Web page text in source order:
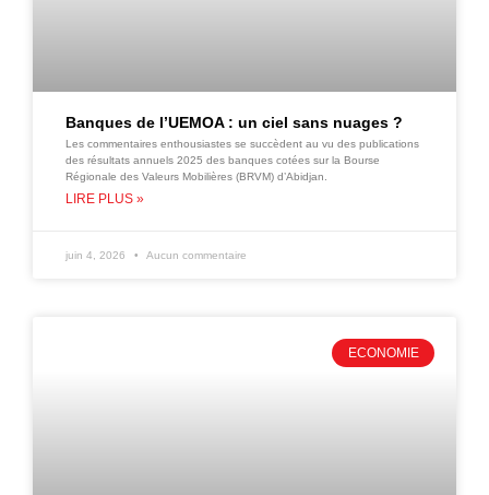
Banques de l’UEMOA : un ciel sans nuages ?
Les commentaires enthousiastes se succèdent au vu des publications
des résultats annuels 2025 des banques cotées sur la Bourse
Régionale des Valeurs Mobilières (BRVM) d’Abidjan.
LIRE PLUS »
juin 4, 2026 Aucun commentaire
ECONOMIE